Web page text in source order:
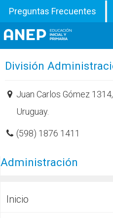
Preguntas Frecuentes
Divisiones
Departamentos
Inspecciones
Documentos
División
Juan Carlos Gómez
Uruguay.
(598) 1876 1411
Administración
Inicio